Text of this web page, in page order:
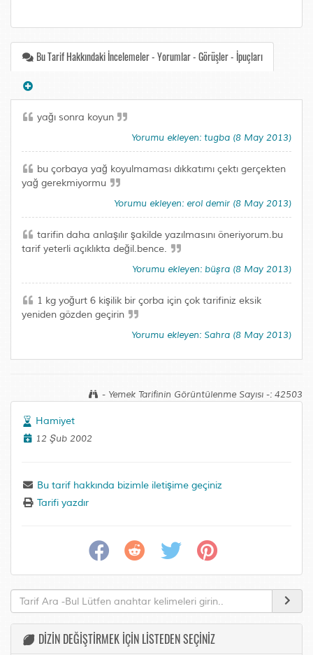
Bu Tarif Hakkındaki İncelemeler - Yorumlar - Görüşler - İpuçları
yağı sonra koyun
Yorumu ekleyen: tugba (8 May 2013)
bu çorbaya yağ koyulmaması dıkkatımı çektı gerçekten
yağ gerekmiyormu
Yorumu ekleyen: erol demir (8 May 2013)
tarifin daha anlaşılır şakilde yazılmasını öneriyorum.bu
tarif yeterli açıklıkta değil.bence.
Yorumu ekleyen: büşra (8 May 2013)
1 kg yoğurt 6 kişilik bir çorba için çok tarifiniz eksik
yeniden gözden geçirin
Yorumu ekleyen: Sahra (8 May 2013)
- Yemek Tarifinin Görüntülenme Sayısı -: 42503
Hamiyet
12 Şub 2002
Bu tarif hakkında bizimle iletişime geçiniz
Tarifi yazdır
DİZİN DEĞİŞTİRMEK İÇİN LİSTEDEN SEÇİNİZ